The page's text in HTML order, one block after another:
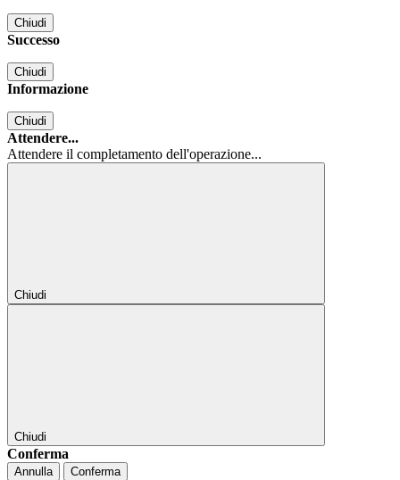
Chiudi
Successo
Chiudi
Informazione
Chiudi
Attendere...
Attendere il completamento dell'operazione...
Chiudi
Chiudi
Conferma
Annulla Conferma